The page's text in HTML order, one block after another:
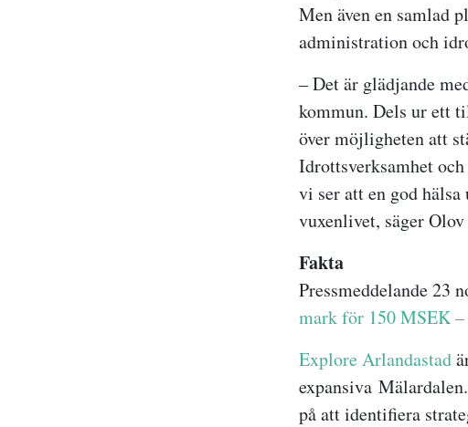
Men även en samlad
administration och
– Det är glädjande
kommun. Dels ur ett
över möjligheten att
Idrottsverksamhet
vi ser att en god
vuxenlivet, säger
Fakta
Pressmeddelande 23
mark för 150 MSEK
Explore Arlandastad
expansiva
på att identifiera